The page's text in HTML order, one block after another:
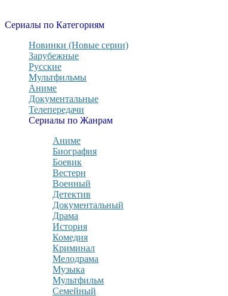
Сериалы по Категориям
Новинки (Новые серии)
Зарубежные
Русские
Мультфильмы
Аниме
Документальные
Телепередачи
Сериалы по Жанрам
Аниме
Биография
Боевик
Вестерн
Военный
Детектив
Документальный
Драма
История
Комедия
Криминал
Мелодрама
Музыка
Мультфильм
Семейный